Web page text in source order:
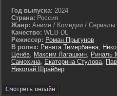
Год выпуска: 2024
Страна: Россия
Жанр: Аниме / Комедии / Сериалы
Качество: WEB-DL
Режиссер: Роман Прыгунов
В ролях: Рината Тимербаева,
Ценёв, Максим Лагашкин, Риналь
Самохина, Екатерина Стулова,
Николай Шрайбер